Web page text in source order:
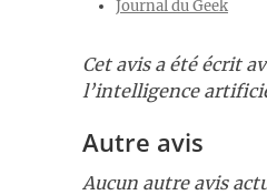
Journal du Geek
Cet avis a été écrit
l’intelligence
Autre avis
Aucun autre avis